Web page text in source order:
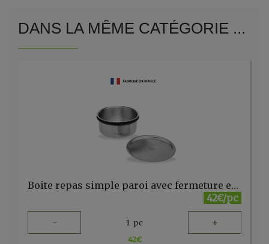
DANS LA MÊME CATÉGORIE ...
Boite repas simple paroi avec fermeture en silicone 900ml Qwetch
42€/pc
- 1 pc +
42€